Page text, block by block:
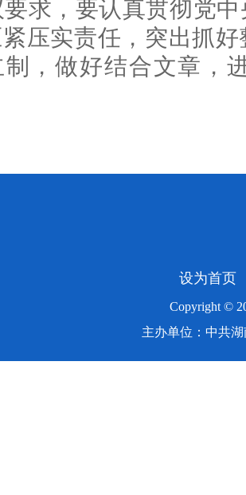
求，要认真贯彻党
压实责任，突出抓
制，做好结合文章，
设为首页
Copyright ©
主办单位：中共